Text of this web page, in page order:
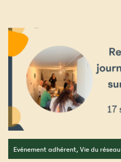
Evénement adhérent, Vie du réseau